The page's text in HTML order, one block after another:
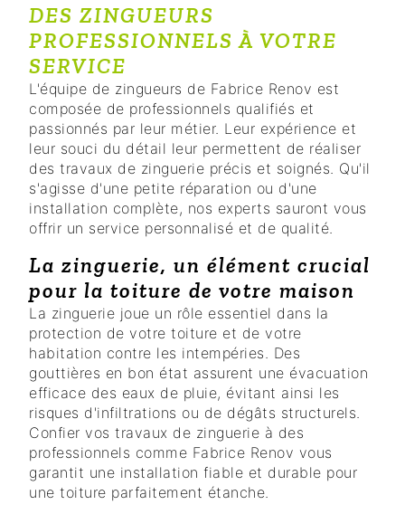
DES ZINGUEURS
PROFESSIONNELS À VOTRE
SERVICE
L'équipe de zingueurs de Fabrice Renov est
composée de professionnels qualifiés et
passionnés par leur métier. Leur expérience et
leur souci du détail leur permettent de réaliser
des travaux de zinguerie précis et soignés. Qu'il
s'agisse d'une petite réparation ou d'une
installation complète, nos experts sauront vous
offrir un service personnalisé et de qualité.
La zinguerie, un élément crucial
pour la toiture de votre maison
La zinguerie joue un rôle essentiel dans la
protection de votre toiture et de votre
habitation contre les intempéries. Des
gouttières en bon état assurent une évacuation
efficace des eaux de pluie, évitant ainsi les
risques d'infiltrations ou de dégâts structurels.
Confier vos travaux de zinguerie à des
professionnels comme Fabrice Renov vous
garantit une installation fiable et durable pour
une toiture parfaitement étanche.